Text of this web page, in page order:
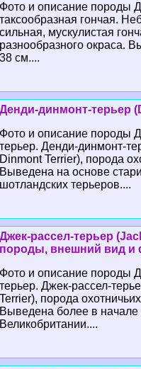
Фото и описание породы
таксообразная гончая.
сильная, мускулистая
разнообразного окраса.
38 см....
Денди-динмонт-терьер
Фото и описание породы
терьер. Денди-динмонт-
Dinmont Terrier), порода
Выведена на основе
шотландских терьеров....
Джек-рассел-терьер
породы, внешний вид и
Фото и описание породы
терьер. Джек-рассел-
Terrier), порода
Выведена более в начале
Великобритании....